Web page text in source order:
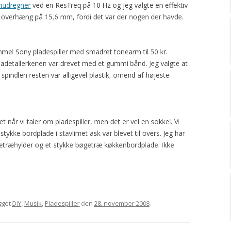
ved en ResFreq på 10 Hz og jeg valgte en effektiv
på 15,6 mm, fordi det var der nogen der havde.
Sony pladespiller med smadret tonearm til 50 kr.
var drevet med et gummi bånd. Jeg valgte at
resten var alligevel plastik, omend af højeste
når vi taler om pladespiller, men det er vel en sokkel. Vi
bordplade i stavlimet ask var blevet til overs. Jeg har
og et stykke bøgetræ køkkenbordplade. Ikke
DIY, Musik, Pladespiller den 28. november 2008.